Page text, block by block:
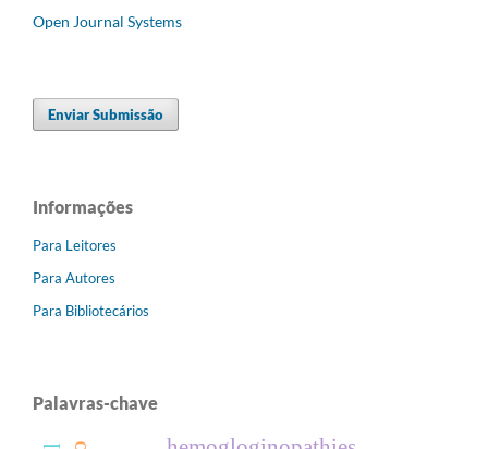
Open Journal Systems
Enviar Submissão
Informações
Para Leitores
Para Autores
Para Bibliotecários
Palavras-chave